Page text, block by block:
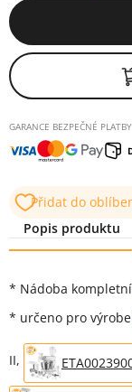
GARANCE BEZPEČNÉ PLATBY
Přidat do
Popis produktu
* Nádoba kompletní
* určeno pro
II,